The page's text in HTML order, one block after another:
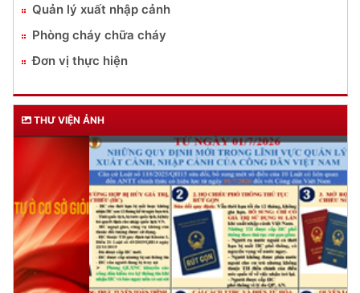
Quản lý xuất nhập cảnh
Phòng cháy chữa cháy
Đơn vị thực hiện
THƯ VIỆN ẢNH